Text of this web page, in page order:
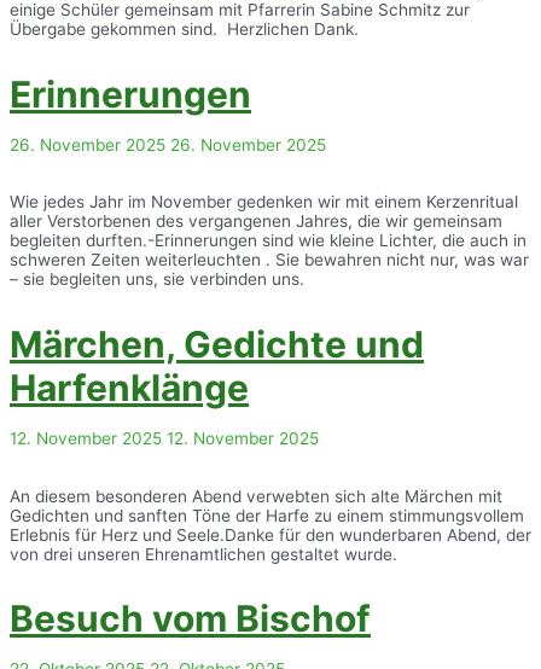
einige Schüler gemeinsam mit Pfarrerin Sabine Schmitz zur
Übergabe gekommen sind. Herzlichen Dank.
Erinnerungen
26. November 2025 26. November 2025
Wie jedes Jahr im November gedenken wir mit einem Kerzenritual
aller Verstorbenen des vergangenen Jahres, die wir gemeinsam
begleiten durften.-Erinnerungen sind wie kleine Lichter, die auch in
schweren Zeiten weiterleuchten . Sie bewahren nicht nur, was war
– sie begleiten uns, sie verbinden uns.
Märchen, Gedichte und
Harfenklänge
12. November 2025 12. November 2025
An diesem besonderen Abend verwebten sich alte Märchen mit
Gedichten und sanften Töne der Harfe zu einem stimmungsvollem
Erlebnis für Herz und Seele.Danke für den wunderbaren Abend, der
von drei unseren Ehrenamtlichen gestaltet wurde.
Besuch vom Bischof